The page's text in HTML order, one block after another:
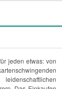
jeden etwas: von